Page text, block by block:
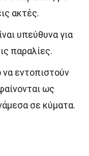
ακτές.
υπεύθυνα για
παραλίες.
εντοπιστούν
ως
σε κύματα.